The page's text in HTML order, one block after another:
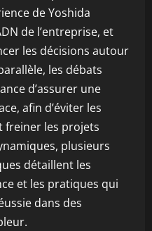
de Yoshida
de l’entreprise, et
les décisions autour
les débats
d’assurer une
afin d’éviter les
les projets
plusieurs
détaillent les
et les pratiques qui
dans des